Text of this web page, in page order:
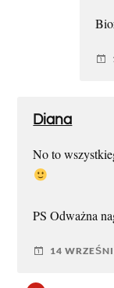
Diana
No to
PS Odważna
14